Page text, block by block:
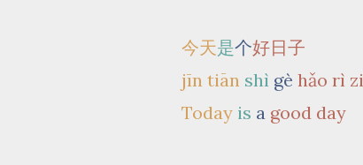
今天是个好日子
jīn tiān shì gè hǎo rì zi
Today is a good day